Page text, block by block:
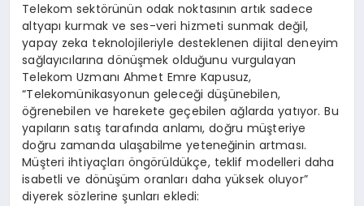
Telekom sektörünün odak noktasının artık sadece
altyapı kurmak ve ses-veri hizmeti sunmak değil,
yapay zeka teknolojileriyle desteklenen dijital deneyim
sağlayıcılarına dönüşmek olduğunu vurgulayan
Telekom Uzmanı Ahmet Emre Kapusuz,
“Telekomünikasyonun geleceği düşünebilen,
öğrenebilen ve harekete geçebilen ağlarda yatıyor. Bu
yapıların satış tarafında anlamı, doğru müşteriye
doğru zamanda ulaşabilme yeteneğinin artması.
Müşteri ihtiyaçları öngörüldükçe, teklif modelleri daha
isabetli ve dönüşüm oranları daha yüksek oluyor”
diyerek sözlerine şunları ekledi: